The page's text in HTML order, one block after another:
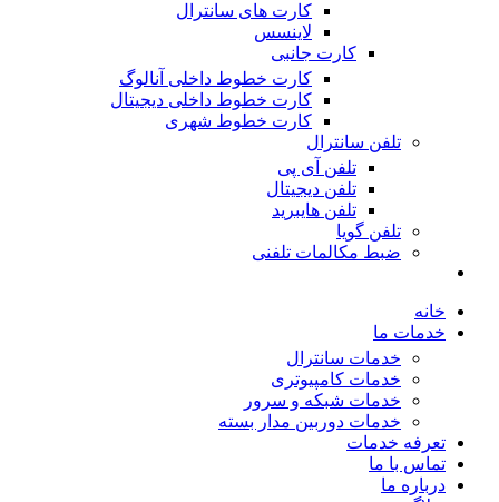
کارت های سانترال
لاینسس
کارت جانبی
کارت خطوط داخلی آنالوگ
کارت خطوط داخلی دیجیتال
کارت خطوط شهری
تلفن سانترال
تلفن آی پی
تلفن دیجیتال
تلفن هایبرید
تلفن گویا
ضبط مکالمات تلفنی
خانه
خدمات ما
خدمات سانترال
خدمات کامپیوتری
خدمات شبکه و سرور
خدمات دوربین مدار بسته
تعرفه خدمات
تماس با ما
درباره ما